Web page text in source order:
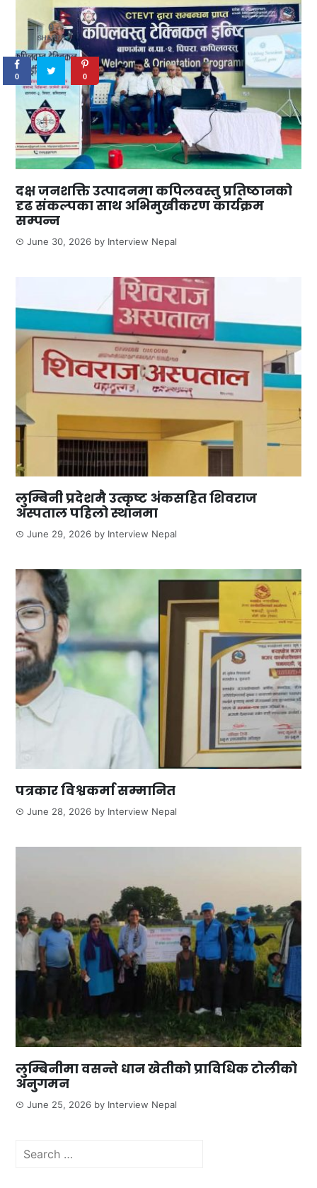
दक्ष जनशक्ति उत्पादनमा कपिलवस्तु प्रतिष्ठानको
दृढ संकल्पका साथ अभिमुखीकरण कार्यक्रम
सम्पन्न
June 30, 2026 by Interview Nepal
लुम्बिनी प्रदेशमै उत्कृष्ट अंकसहित शिवराज
अस्पताल पहिलो स्थानमा
June 29, 2026 by Interview Nepal
पत्रकार विश्वकर्मा सम्मानित
June 28, 2026 by Interview Nepal
लुम्बिनीमा वसन्ते धान खेतीको प्राविधिक टोलीको
अनुगमन
June 25, 2026 by Interview Nepal
Search
0
SHARES
0 0